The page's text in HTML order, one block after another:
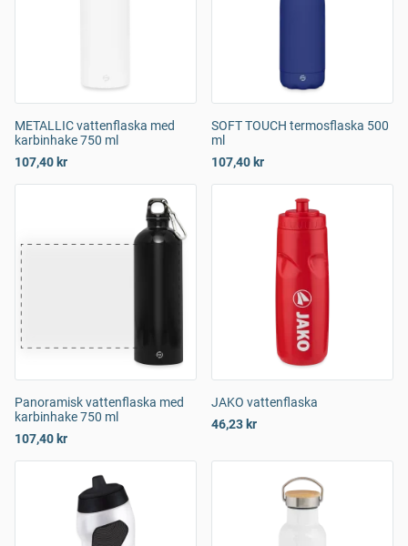
METALLIC vattenflaska med
karbinhake 750 ml
107,40 kr
SOFT TOUCH termosflaska 500
ml
107,40 kr
Panoramisk vattenflaska med
karbinhake 750 ml
107,40 kr
JAKO vattenflaska
46,23 kr